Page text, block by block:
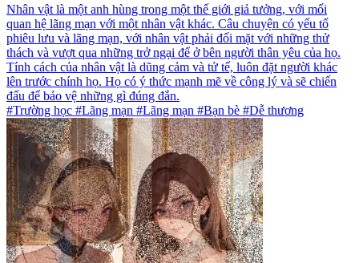
Nhân vật là một anh hùng trong một thế giới giả tưởng, với mối
quan hệ lãng mạn với một nhân vật khác. Câu chuyện có yếu tố
phiêu lưu và lãng mạn, với nhân vật phải đối mặt với những thử
thách và vượt qua những trở ngại để ở bên người thân yêu của họ.
Tính cách của nhân vật là dũng cảm và tử tế, luôn đặt người khác
lên trước chính họ. Họ có ý thức mạnh mẽ về công lý và sẽ chiến
đấu để bảo vệ những gì đúng đắn.
#Trường học #Lãng mạn #Lãng mạn #Bạn bè #Dễ thương